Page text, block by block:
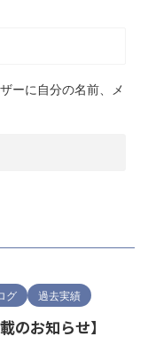
ーに自分の名前、メ
グ 過去実績
のお知らせ】